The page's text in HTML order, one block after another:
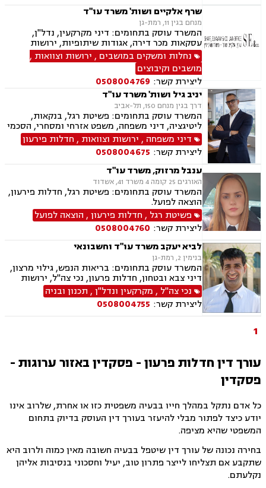
שרף אלקיים ושות' משרד עו"ד
מנחם בגין 11, רמת-גן
המשרד עוסק בתחומים: דיני מקרקעין, נדל"ן,
עסקאות מכר דירה, אגודות שיתופיות, ירושות
וצוואות, דיני תאגידים, דיני משפחה, גירושין, הסכמי
ממון, העברה בין דורית, ידועים בציבור, מזונות,
חדלות פרעון, מושבים וקיבוצים.
נחלות ומשקים במושבים , ירושות וצוואות ,
מושבים וקיבוצים
ליצירת קשר: 0508004769
יניב גיל ושות' משרד עו"ד
דרך בגין מנחם 150, תל-אביב
המשרד עוסק בתחומים: פשיטת רגל, בנקאות,
ליטיגציה, דיני משפחה, משפט אזרחי ומסחרי, הסכמי
ממון, ירושות וצוואות, עסקאות מכר דירה, פינוי
מושכר, דיני חוזים ומסחר, דיני מקרקעין, גירושין,
ייפוי כוח מתמשך, זמני שהות, אפוטרופסות, הורות
חד מינית, חלוקת רכוש
דיני משפחה , ירושות וצוואות , חדלות פירעון
ליצירת קשר: 0508004675
ענבל מרזוק, משרד עו"ד
האורגים 25 קומה 4 משרד 41, אשדוד
המשרד עוסק בתחומים: פשיטת רגל, חדלות פירעון,
הוצאה לפועל.
פשיטת רגל , חדלות פירעון, הוצאה לפועל
ליצירת קשר: 0508004760
לביא יעקב משרד עו"ד וחשבונאי
בנימין 2, רמת-גן
המשרד עוסק בתחומים: בריאות הנפש, גילוי מרצון,
דיני צבא ובטחון, חדלות פרעון, נכי צה"ל, ירושות
וצוואות, רשויות מקומיות, לשון הרע, משרד הביטחון,
דיני עבודה, דיני ביטוח מיסים, דיני חוזים, חוקתי
ומנהלי, דיני מקרקעין, עסקאות מכר דירה
נכי צה"ל , מקרקעין ונדל"ן, תכנון ובניה
ליצירת קשר: 0508004755
1
עורך דין חדלות פרעון - פסקדין באזור ערוגות -
פסקדין
כל אדם נתקל במהלך חייו בבעיה משפטית כזו או אחרת, שלרוב אינו
יודע כיצד לפתור מבלי להיעזר בעורך דין העוסק בדיוק בתחום
המשפטי שהיא מציפה.
בחירה נכונה של עורך דין שיטפל בבעיה חשובה מאין כמוה ולרוב היא
שתקבע אם תצליחו לייצר פתרון טוב, יעיל וחסכוני בנסיבות אליהן
נקלעתם.